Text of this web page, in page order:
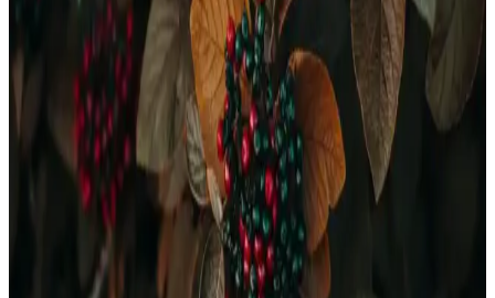
Profesyonel kuaför ve sakal kesme setleri, çeşitli makaslar ve tıraş
makineleriyle yüksek performans ve kullanım kolaylığı sunar, evde
veya profesyonel ortamda bakım için idealdir.
Quad Kutulu Mucizevi Tarak: Pratik ve Etkili Saç
Şekillendirme Çözümü
Quad Kutulu Mucizevi Tarak, hafif ve pratik tasarımıyla evde
profesyonel saç şekillendirme sağlar, hacim ve dalga kazandırır,
kullanımı kolaydır ve uygun fiyatlıdır.
Nail Master Kalıcı Oje Özellikleri ve Renk
Seçenekleri Hakkında Detaylı Bilgi